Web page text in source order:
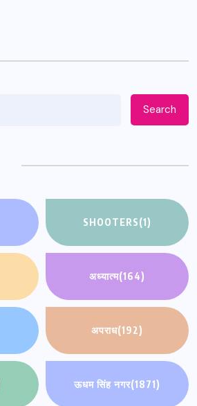
Search
SHOOTERS(1)
अध्यात्म(164)
अपराध(192)
ऊधम सिंह नगर(1871)